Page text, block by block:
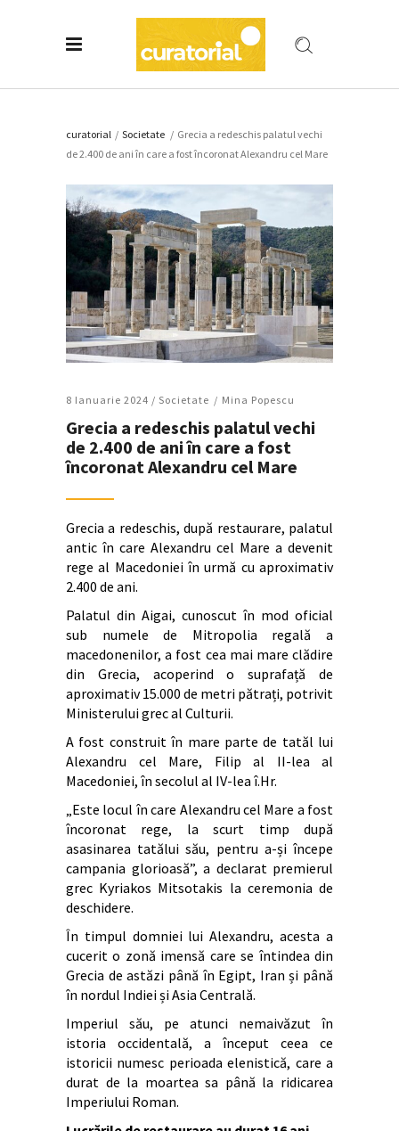
curatorial / Societate / Grecia a redeschis palatul vechi
de 2.400 de ani în care a fost încoronat Alexandru cel Mare
8 Ianuarie 2024 / Societate Mina Popescu
Grecia a redeschis palatul vechi
de 2.400 de ani în care a fost
încoronat Alexandru cel Mare
Grecia a redeschis, după restaurare, palatul
antic în care Alexandru cel Mare a devenit
rege al Macedoniei în urmă cu aproximativ
2.400 de ani.
Palatul din Aigai, cunoscut în mod oficial
sub numele de Mitropolia regală a
macedonenilor, a fost cea mai mare clădire
din Grecia, acoperind o suprafață de
aproximativ 15.000 de metri pătrați, potrivit
Ministerului grec al Culturii.
A fost construit în mare parte de tatăl lui
Alexandru cel Mare, Filip al II-lea al
Macedoniei, în secolul al IV-lea î.Hr.
„Este locul în care Alexandru cel Mare a fost
încoronat rege, la scurt timp după
asasinarea tatălui său, pentru a-și începe
campania glorioasă”, a declarat premierul
grec Kyriakos Mitsotakis la ceremonia de
deschidere.
În timpul domniei lui Alexandru, acesta a
cucerit o zonă imensă care se întindea din
Grecia de astăzi până în Egipt, Iran și până
în nordul Indiei și Asia Centrală.
Imperiul său, pe atunci nemaivăzut în
istoria occidentală, a început ceea ce
istoricii numesc perioada elenistică, care a
durat de la moartea sa până la ridicarea
Imperiului Roman.